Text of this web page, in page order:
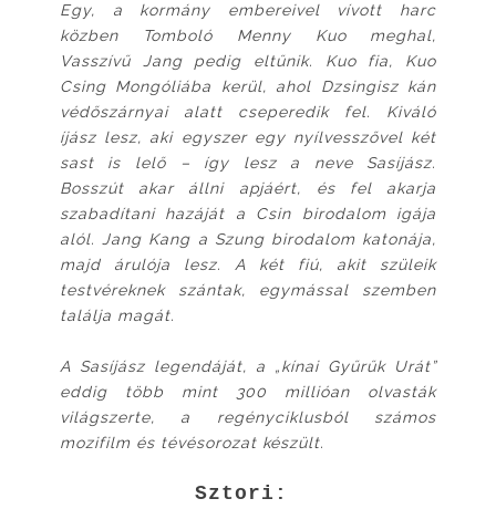
Egy, a kormány embereivel vívott harc
közben Tomboló Menny Kuo meghal,
Vasszívű Jang pedig eltűnik. Kuo fia, Kuo
Csing Mongóliába kerül, ahol Dzsingisz kán
védőszárnyai alatt cseperedik fel. Kiváló
íjász lesz, aki egyszer egy nyílvesszővel két
sast is lelő – így lesz a neve Sasíjász.
Bosszút akar állni apjáért, és fel akarja
szabadítani hazáját a Csin birodalom igája
alól. Jang Kang a Szung birodalom katonája,
majd árulója lesz. A két fiú, akit szüleik
testvéreknek szántak, egymással szemben
találja magát.
A Sasíjász legendáját, a „kínai Gyűrűk Urát”
eddig több mint 300 millióan olvasták
világszerte, a regényciklusból számos
mozifilm és tévésorozat készült.
Sztori: